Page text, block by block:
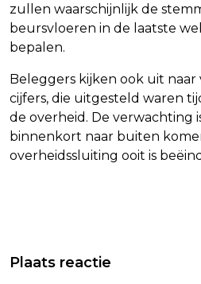
zullen waarschijnlijk de
beursvloeren in de laatste
bepalen.
Beleggers kijken ook uit naar
cijfers, die uitgesteld waren
de overheid. De verwachting
binnenkort naar buiten
overheidssluiting ooit is
ONDERHANDELEN
BUMA NA
Plaats reactie